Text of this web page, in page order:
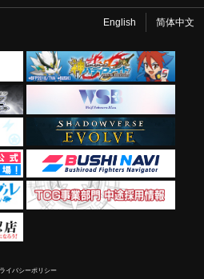
English 简体中文
イバシーポリシー